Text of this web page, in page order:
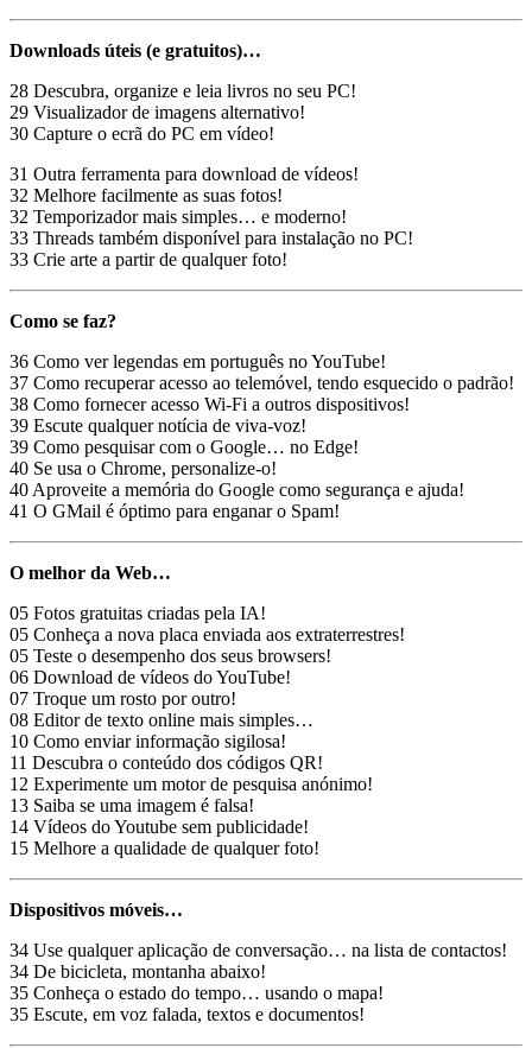
Downloads úteis (e gratuitos)…
28 Descubra, organize e leia livros no seu PC!
29 Visualizador de imagens alternativo!
30 Capture o ecrã do PC em vídeo!
31 Outra ferramenta para download de vídeos!
32 Melhore facilmente as suas fotos!
32 Temporizador mais simples… e moderno!
33 Threads também disponível para instalação no PC!
33 Crie arte a partir de qualquer foto!
Como se faz?
36 Como ver legendas em português no YouTube!
37 Como recuperar acesso ao telemóvel, tendo esquecido o padrão!
38 Como fornecer acesso Wi-Fi a outros dispositivos!
39 Escute qualquer notícia de viva-voz!
39 Como pesquisar com o Google… no Edge!
40 Se usa o Chrome, personalize-o!
40 Aproveite a memória do Google como segurança e ajuda!
41 O GMail é óptimo para enganar o Spam!
O melhor da Web…
05 Fotos gratuitas criadas pela IA!
05 Conheça a nova placa enviada aos extraterrestres!
05 Teste o desempenho dos seus browsers!
06 Download de vídeos do YouTube!
07 Troque um rosto por outro!
08 Editor de texto online mais simples…
10 Como enviar informação sigilosa!
11 Descubra o conteúdo dos códigos QR!
12 Experimente um motor de pesquisa anónimo!
13 Saiba se uma imagem é falsa!
14 Vídeos do Youtube sem publicidade!
15 Melhore a qualidade de qualquer foto!
Dispositivos móveis…
34 Use qualquer aplicação de conversação… na lista de contactos!
34 De bicicleta, montanha abaixo!
35 Conheça o estado do tempo… usando o mapa!
35 Escute, em voz falada, textos e documentos!